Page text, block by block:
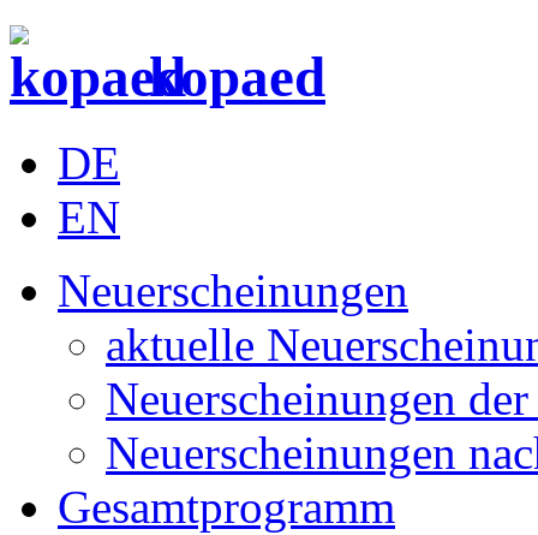
kopaed
DE
EN
Neuerscheinungen
aktuelle
Neuerscheinungen
Neuerscheinungen
Gesamtprogramm